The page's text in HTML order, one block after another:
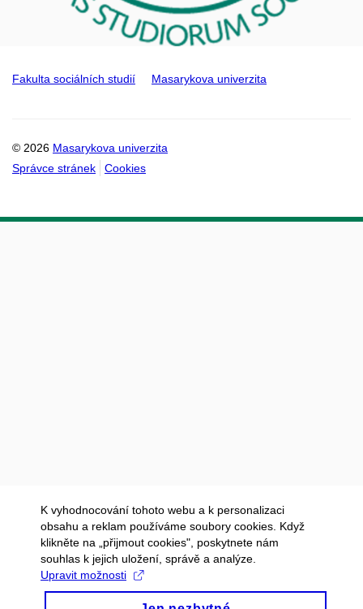
Fakulta sociálních studií Masarykova univerzita
© 2026 Masarykova univerzita
Správce stránek
Cookies
K vyhodnocování tohoto webu a k personalizaci
obsahu a reklam používáme soubory cookies. Když
klikněte na „přijmout cookies", poskytnete nám
souhlas k jejich uložení, správě a analýze.
Upravit možnosti